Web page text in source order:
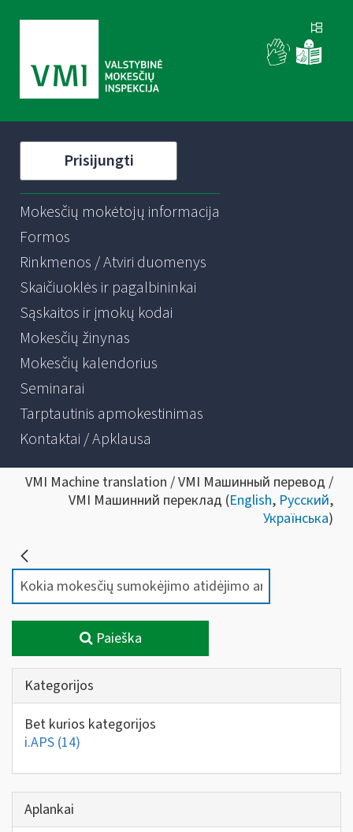
Prisijungti
Mokesčių mokėtojų informacija
Formos
Rinkmenos / Atviri duomenys
Skaičiuoklės ir pagalbininkai
Sąskaitos ir įmokų kodai
Mokesčių žinynas
Mokesčių kalendorius
Seminarai
Tarptautinis apmokestinimas
Kontaktai / Apklausa
VMI Machine translation / VMI Машинный перевод /
VMI Машинний переклад (English, Русский,
Українська)
Paieška
Kategorijos
Bet kurios kategorijos
i.APS (14)
Aplankai